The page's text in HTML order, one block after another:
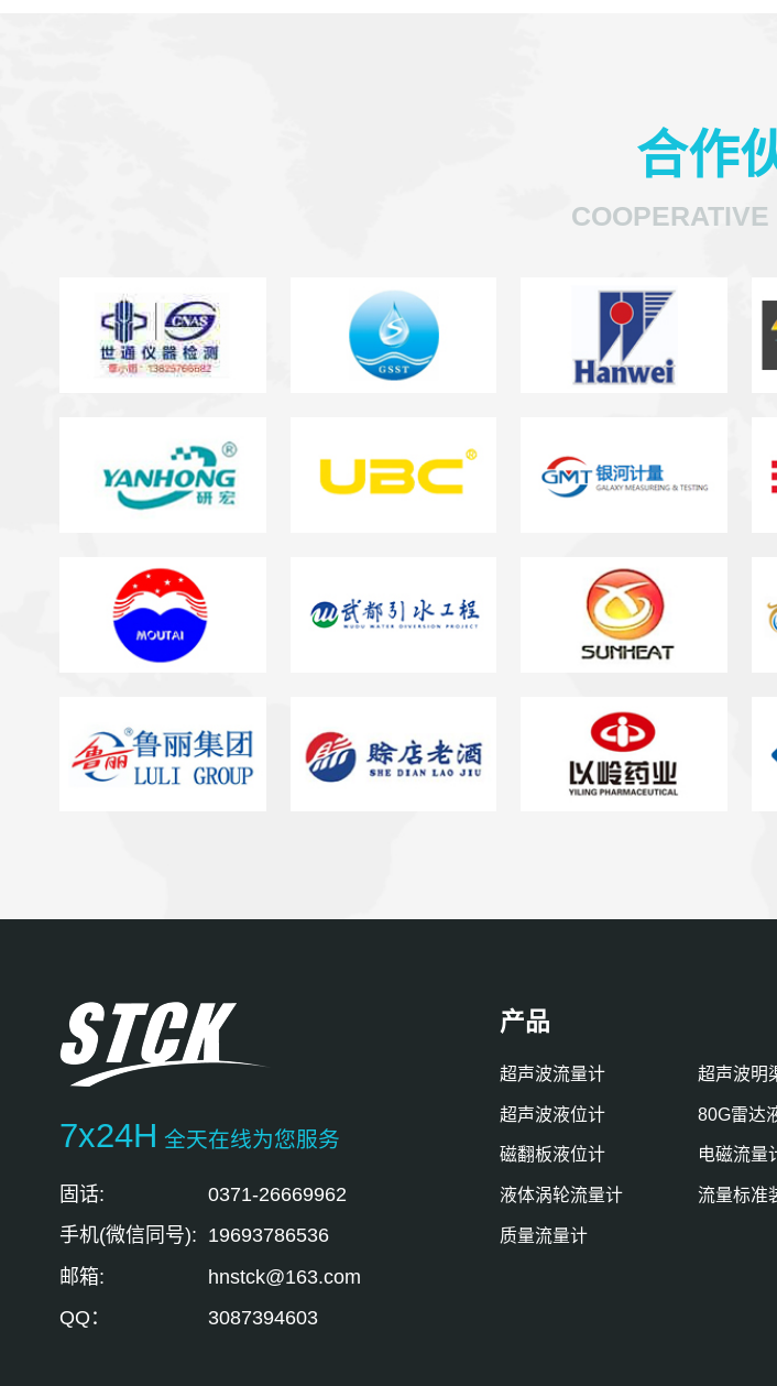
合作
7x24H 全天在线为您服务
固话:
0371-26669962
手机(微信同号): 19693786536
邮箱:
hnstck@163.com
QQ：
3087394603
产品
超声波流量计 超声波明
超声波液位计 80G雷达
磁翻板液位计 电磁流量
液体涡轮流量计 流量标准
质量流量计